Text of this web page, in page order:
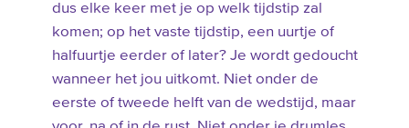
dus elke keer met je op welk tijdstip zal
komen; op het vaste tijdstip, een uurtje of
halfuurtje eerder of later? Je wordt gedoucht
wanneer het jou uitkomt. Niet onder de
eerste of tweede helft van de wedstijd, maar